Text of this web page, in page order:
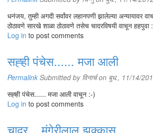
धनंजय, तुम्ही अगदी सर्वांवर लहानपणी झालेल्या अन्यायावर
ठोठावणे सारखे शाळा ठोठावणे तसेच चादरविषयी वाचून हहपुवा
Log in to post comments
सह्ही पंचेस...... मजा आली
Permalink Submitted by विनार्चon बुध., 11/14/
सह्ही पंचेस...... मजा आली वाचून :-)
Log in to post comments
चादर... मुंगेरीलाल झक्कास